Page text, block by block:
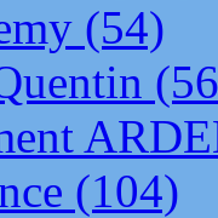
(54)
(104)